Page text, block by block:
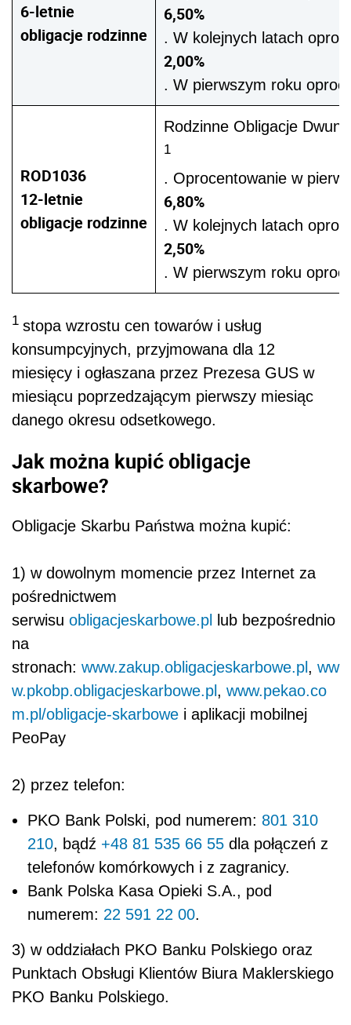
6-letnie
obligacje rodzinne
6,50%
. W kolejnych latach
2,00%
. W pierwszym roku
ROD1036
12-letnie
obligacje rodzinne
Rodzinne Obligacje
1
. Oprocentowanie w
6,80%
. W kolejnych latach
2,50%
. W pierwszym roku
1 stopa wzrostu cen towarów i usług
konsumpcyjnych, przyjmowana dla 12
miesięcy i ogłaszana przez Prezesa GUS w
miesiącu poprzedzającym pierwszy miesiąc
danego okresu odsetkowego.
Jak można kupić obligacje
skarbowe?
Obligacje Skarbu Państwa można kupić:
1) w dowolnym momencie przez Internet za
pośrednictwem
serwisu obligacjeskarbowe.pl
lub bezpośrednio
na
stronach: www.zakup.obligacjeskarbowe.pl , ww
w.pkobp.obligacjeskarbowe.pl , www.pekao.co
m.pl/obligacje-skarbowe i aplikacji mobilnej
PeoPay
2) przez telefon:
PKO Bank Polski, pod numerem: 801 310
210, bądź +48 81 535 66 55 dla połączeń z
telefonów komórkowych i z zagranicy.
Bank Polska Kasa Opieki S.A., pod
numerem: 22 591 22 00.
3) w oddziałach PKO Banku Polskiego oraz
Punktach Obsługi Klientów Biura Maklerskiego
PKO Banku Polskiego.